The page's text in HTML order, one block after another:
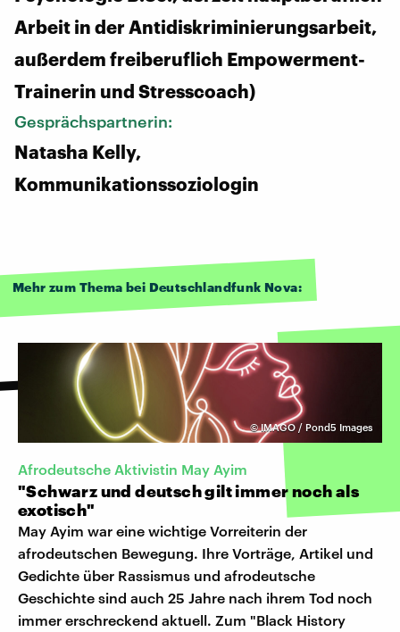
Arbeit in der Antidiskriminierungsarbeit,
außerdem freiberuflich Empowerment-
Trainerin und Stresscoach)
Gesprächspartnerin:
Natasha Kelly,
Kommunikationssoziologin
Mehr zum Thema bei Deutschlandfunk Nova:
©IMAGO / Pond5 Images
Afrodeutsche Aktivistin May Ayim
"Schwarz und deutsch gilt immer noch als
exotisch"
May Ayim war eine wichtige Vorreiterin der
afrodeutschen Bewegung. Ihre Vorträge, Artikel und
Gedichte über Rassismus und afrodeutsche
Geschichte sind auch 25 Jahre nach ihrem Tod noch
immer erschreckend aktuell. Zum "Black History